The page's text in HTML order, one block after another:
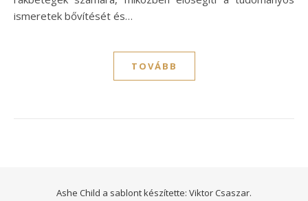
ismeretek bővítését és…
TOVÁBB
Ashe Child a sablont készítette: Viktor Csaszar.